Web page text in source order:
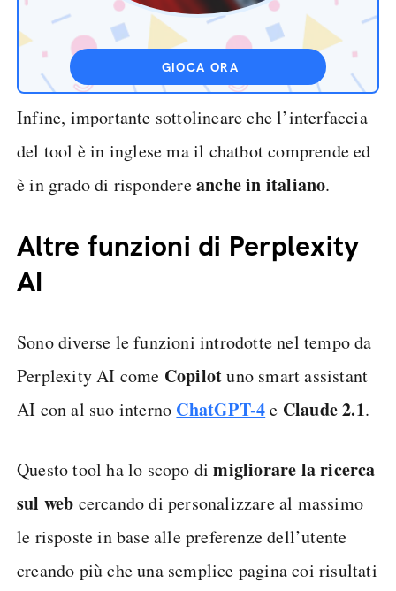
GIOCA ORA
Infine, importante sottolineare che l’interfaccia
del tool è in inglese ma il chatbot comprende ed
è in grado di rispondereanche in italiano.
Altre funzioni di Perplexity
AI
Sono diverse le funzioni introdotte nel tempo da
Perplexity AI come Copilotuno smart assistant
AI con al suo interno ChatGPT-4e Claude 2.1.
Questo tool ha lo scopo dimigliorare la ricerca
sul web cercando di personalizzare al massimo
le risposte in base alle preferenze dell’utente
creando più che una semplice pagina coi risultati